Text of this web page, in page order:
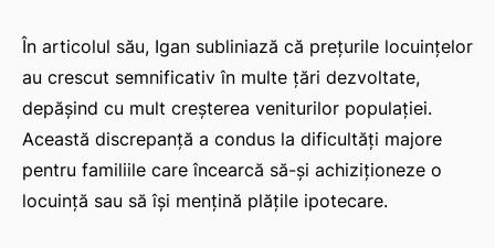
În articolul său, Igan subliniază că prețurile locuințelor
au crescut semnificativ în multe țări dezvoltate,
depășind cu mult creșterea veniturilor populației.
Această discrepanță a condus la dificultăți majore
pentru familiile care încearcă să-și achiziționeze o
locuință sau să își mențină plățile ipotecare.